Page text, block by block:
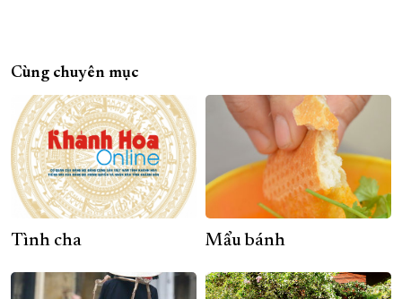
Cùng chuyên mục
Tình cha Mẩu bánh